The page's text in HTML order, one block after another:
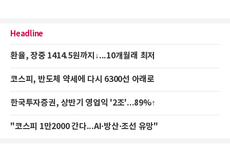
Headline
환율, 장중 1414.5원까지↓...10개월래 최저
코스피, 반도체 약세에 다시 6300선 아래로
한국투자증권, 상반기 영업익 '2조'...89%↑
"코스피 1만2000 간다...AI·방산·조선 유망"